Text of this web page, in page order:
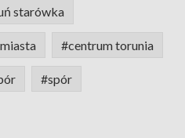
starówka
#centrum torunia
#spór